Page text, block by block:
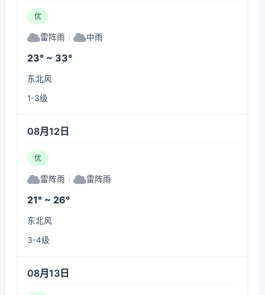
优
雷阵雨 中雨
23° ~ 33°
东北风
1-3级
08月12日
优
雷阵雨 雷阵雨
21° ~ 26°
东北风
3-4级
08月13日